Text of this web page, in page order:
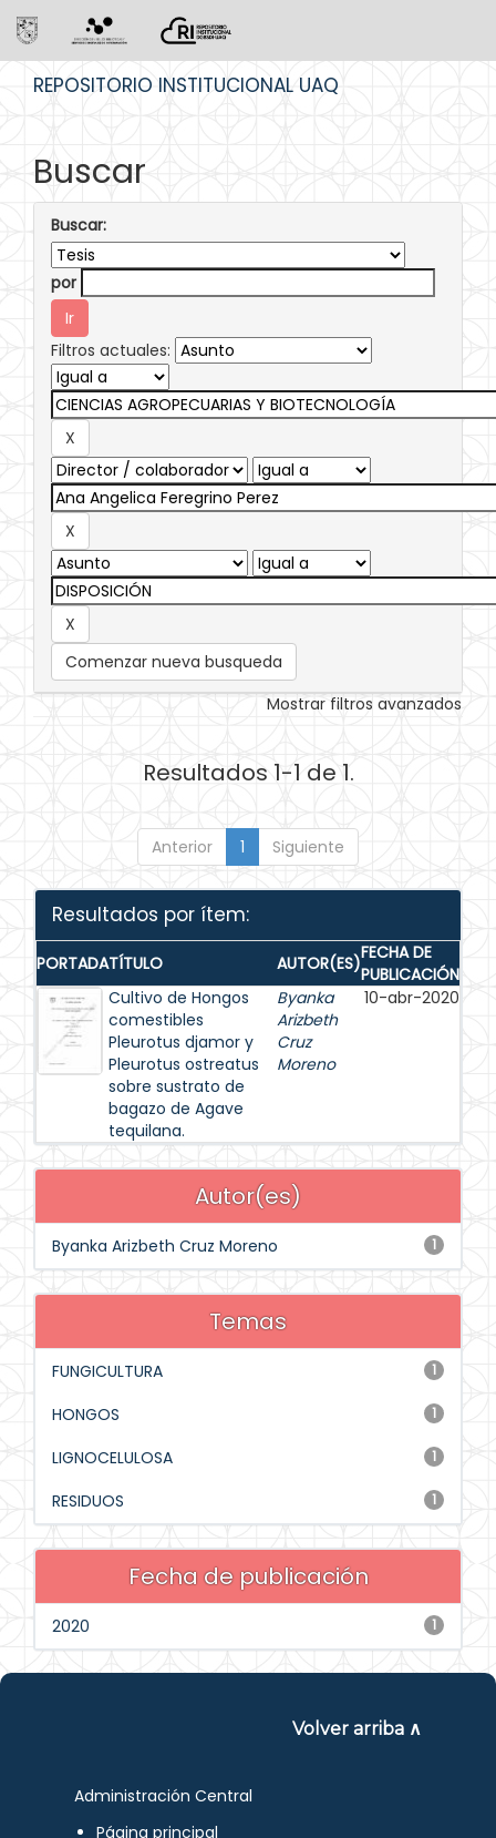
REPOSITORIO INSTITUCIONAL UAQ
Buscar
Buscar:
por
Filtros actuales:
Comenzar nueva busqueda
Mostrar filtros avanzados
Resultados 1-1 de 1.
Anterior 1 Siguiente
Resultados por ítem:
PORTADATÍTULO AUTOR(ES)FECHA DE
PUBLICACIÓN
Cultivo de Hongos
comestibles
Pleurotus djamor y
Pleurotus ostreatus
sobre sustrato de
bagazo de Agave
tequilana.
Byanka
Arizbeth
Cruz
Moreno
10-abr-2020
Autor(es)
1
Byanka Arizbeth Cruz Moreno
Temas
1
FUNGICULTURA
1
HONGOS
1
LIGNOCELULOSA
1
RESIDUOS
Fecha de publicación
1
2020
Volver arriba ∧
Administración Central
Página principal